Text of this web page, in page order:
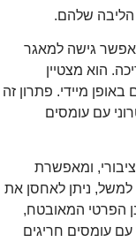
הליבה שלהם.
גישה למאגר
הוא מצטיין
מיידי. פתרון זה
עם עומסים
ציבורי, ומאפשרת
למשל, ניתן לאחסן את
הפרטי המאובטח,
עומסים חריגים